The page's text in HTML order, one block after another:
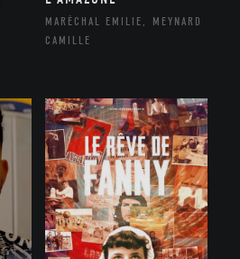
MARÉCHAL EMILIE, MEYNARD
CAMILLE